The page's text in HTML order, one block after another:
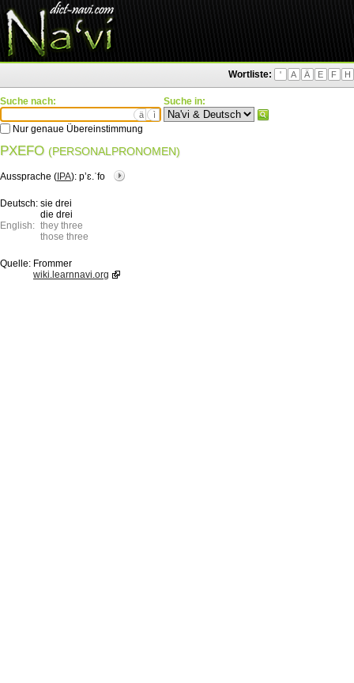
Wortliste: ' A Ä E F H
Suche nach:
ä ì
Nur genaue Übereinstimmung
Suche in:
PXEFO (PERSONALPRONOMEN)
Aussprache ( IPA): pʼɛ.ˈfo
Deutsch: sie drei
die drei
English: they three
those three
Quelle: Frommer
wiki.learnnavi.org